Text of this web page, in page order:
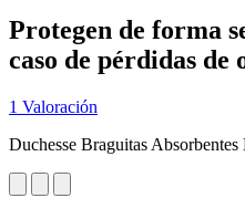
Protegen de forma
caso de pérdidas de
1 Valoración
Duchesse Braguitas Absorbentes